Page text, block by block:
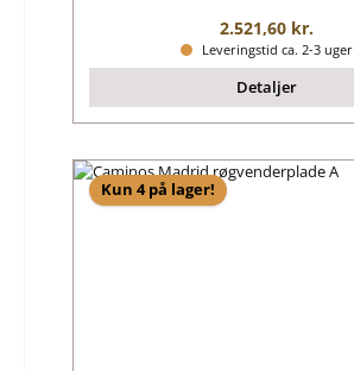
Almindelig pris:
2.521,60 kr.
Leveringstid ca. 2-3 uger
Detaljer
Kun 4 på lager!